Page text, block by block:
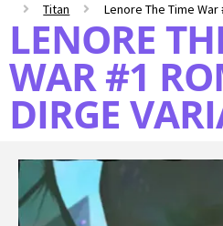
Titan
Lenore The Time War
LENORE
WAR #1
DIRGE